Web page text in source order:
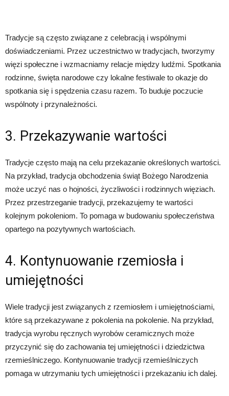
Tradycje są często związane z celebracją i wspólnymi
doświadczeniami. Przez uczestnictwo w tradycjach, tworzymy
więzi społeczne i wzmacniamy relacje między ludźmi. Spotkania
rodzinne, święta narodowe czy lokalne festiwale to okazje do
spotkania się i spędzenia czasu razem. To buduje poczucie
wspólnoty i przynależności.
3. Przekazywanie wartości
Tradycje często mają na celu przekazanie określonych wartości.
Na przykład, tradycja obchodzenia świąt Bożego Narodzenia
może uczyć nas o hojności, życzliwości i rodzinnych więziach.
Przez przestrzeganie tradycji, przekazujemy te wartości
kolejnym pokoleniom. To pomaga w budowaniu społeczeństwa
opartego na pozytywnych wartościach.
4. Kontynuowanie rzemiosła i
umiejętności
Wiele tradycji jest związanych z rzemiosłem i umiejętnościami,
które są przekazywane z pokolenia na pokolenie. Na przykład,
tradycja wyrobu ręcznych wyrobów ceramicznych może
przyczynić się do zachowania tej umiejętności i dziedzictwa
rzemieślniczego. Kontynuowanie tradycji rzemieślniczych
pomaga w utrzymaniu tych umiejętności i przekazaniu ich dalej.